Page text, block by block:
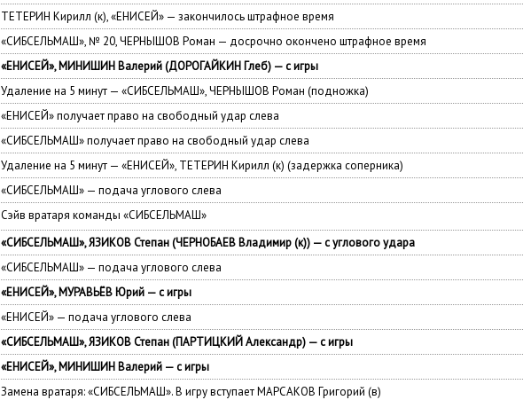
ТЕТЕРИН Кирилл (к), «ЕНИСЕЙ» — закончилось штрафное время
«СИБСЕЛЬМАШ», № 20, ЧЕРНЫШОВ Роман — досрочно окончено штрафное время
«ЕНИСЕЙ», МИНИШИН Валерий (ДОРОГАЙКИН Глеб) — с игры
Удаление на 5 минут — «СИБСЕЛЬМАШ», ЧЕРНЫШОВ Роман (подножка)
«ЕНИСЕЙ» получает право на свободный удар слева
«СИБСЕЛЬМАШ» получает право на свободный удар слева
Удаление на 5 минут — «ЕНИСЕЙ», ТЕТЕРИН Кирилл (к) (задержка соперника)
«СИБСЕЛЬМАШ» — подача углового слева
Сэйв вратаря команды «СИБСЕЛЬМАШ»
«СИБСЕЛЬМАШ», ЯЗИКОВ Степан (ЧЕРНОБАЕВ Владимир (к)) — с углового удара
«СИБСЕЛЬМАШ» — подача углового слева
«ЕНИСЕЙ», МУРАВЬЁВ Юрий — с игры
«ЕНИСЕЙ» — подача углового слева
«СИБСЕЛЬМАШ», ЯЗИКОВ Степан (ПАРТИЦКИЙ Александр) — с игры
«ЕНИСЕЙ», МИНИШИН Валерий — с игры
Замена вратаря: «СИБСЕЛЬМАШ». В игру вступает МАРСАКОВ Григорий (в)